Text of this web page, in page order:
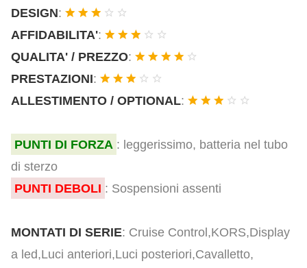
DESIGN:
AFFIDABILITA':
QUALITA' / PREZZO:
PRESTAZIONI:
ALLESTIMENTO / OPTIONAL:
PUNTI DI FORZA : leggerissimo, batteria nel tubo
di sterzo
PUNTI DEBOLI : Sospensioni assenti
MONTATI DI SERIE: Cruise Control,KORS,Display
a led,Luci anteriori,Luci posteriori,Cavalletto,